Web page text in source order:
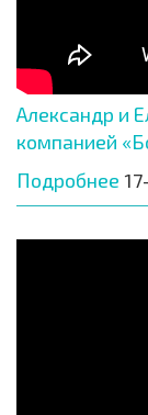
Александр и
компанией
Подробнее